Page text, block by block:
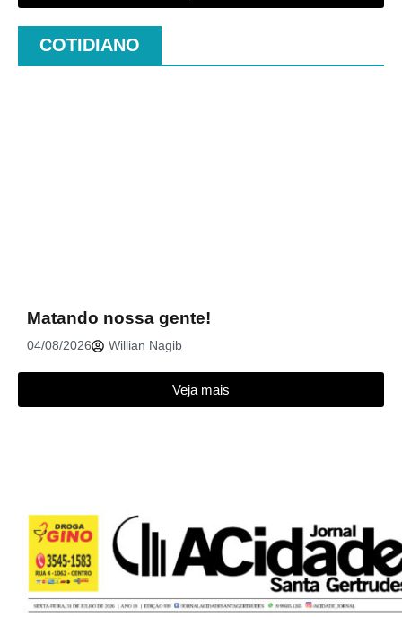
COTIDIANO
Matando nossa gente!
04/08/2026 Willian Nagib
Veja mais